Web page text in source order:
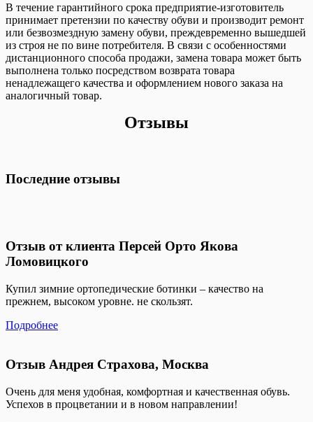
В течение гарантийного срока предприятие-изготовитель
принимает претензии по качеству обуви и производит ремонт
или безвозмездную замену обуви, преждевременно вышедшей
из строя не по вине потребителя. В связи с особенностями
дистанционного способа продажи, замена товара может быть
выполнена только посредством возврата товара
ненадлежащего качества и оформлением нового заказа на
аналогичный товар.
Отзывы
Последние отзывы
Отзыв от клиента Персей Орто Якова
Ломовицкого
Купил зимние ортопедические ботинки – качество на
прежнем, высоком уровне. не скользят.
Подробнее
Отзыв Андрея Страхова, Москва
Очень для меня удобная, комфортная и качественная обувь.
Успехов в процветании и в новом направлении!